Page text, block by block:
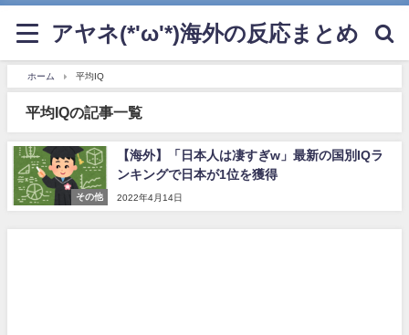
アヤネ(*'ω'*)海外の反応まとめ
ホーム 平均IQ
平均IQの記事一覧
その他
【海外】「日本人は凄すぎw」最新の国別IQラ
ンキングで日本が1位を獲得
2022年4月14日